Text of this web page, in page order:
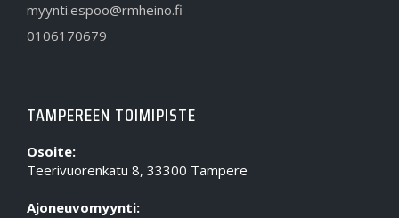
myynti.espoo@rmheino.fi
0106170679
TAMPEREEN TOIMIPISTE
Osoite:
Teerivuorenkatu 8, 33300 Tampere
Ajoneuvomyynti: